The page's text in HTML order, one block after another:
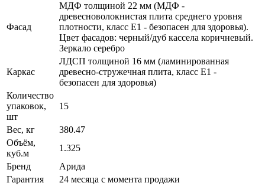
Фасад
МДФ толщиной 22 мм (МДФ -
древесноволокнистая плита среднего уровня
плотности, класс E1 - безопасен для здоровья).
Цвет фасадов: черный/дуб кассела коричневый.
Зеркало серебро
Каркас
ЛДСП толщиной 16 мм (ламинированная
древесно-стружечная плита, класс E1 -
безопасен для здоровья)
Количество
упаковок,
шт
15
Вес, кг
380.47
Объём,
куб.м
1.325
Бренд
Арида
Гарантия
24 месяца с момента продажи